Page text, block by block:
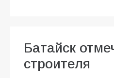
Батайск
строителя